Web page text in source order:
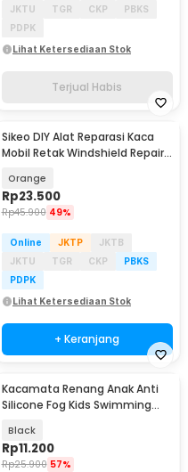
JKTU
TGR CKP
PBKS
PDPK
Lihat Ketersediaan Stok
Terjual Habis
Sikeo DIY Alat Reparasi Kaca
Mobil Retak Windshield Repair
Orange
Rp23.500
Rp45.900 49%
Online JKTP
JKTB
JKTU
TGR CKP
PBKS
PDPK
Lihat Ketersediaan Stok
+ Keranjang
Kacamata Renang Anak Anti
Silicone Fog Kids Swimming
Black
Rp11.200
Rp25.900 57%